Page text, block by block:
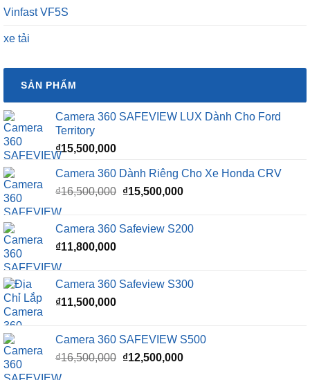
Vinfast VF5S
xe tải
SẢN PHẨM
Camera 360 SAFEVIEW LUX Dành Cho Ford
Territory
₫15,500,000
Camera 360 Dành Riêng Cho Xe Honda CRV
₫16,500,000 Giá
₫16,500,000.
₫15,500,000Giá
là:
Camera 360 Safeview S200
₫11,800,000
Camera 360 Safeview S300
₫11,500,000
Camera 360 SAFEVIEW S500
₫16,500,000 Giá
₫12,500,000Giá